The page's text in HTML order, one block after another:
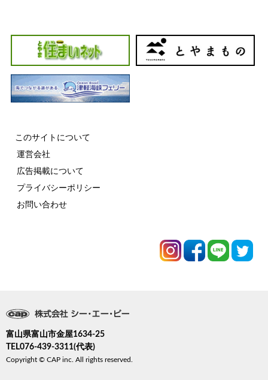
このサイトについて
運営会社
広告掲載について
プライバシーポリシー
お問い合わせ
富山県富山市金屋1634-25
TEL076-439-3311(代表)
Copyright © CAP inc. All rights reserved.